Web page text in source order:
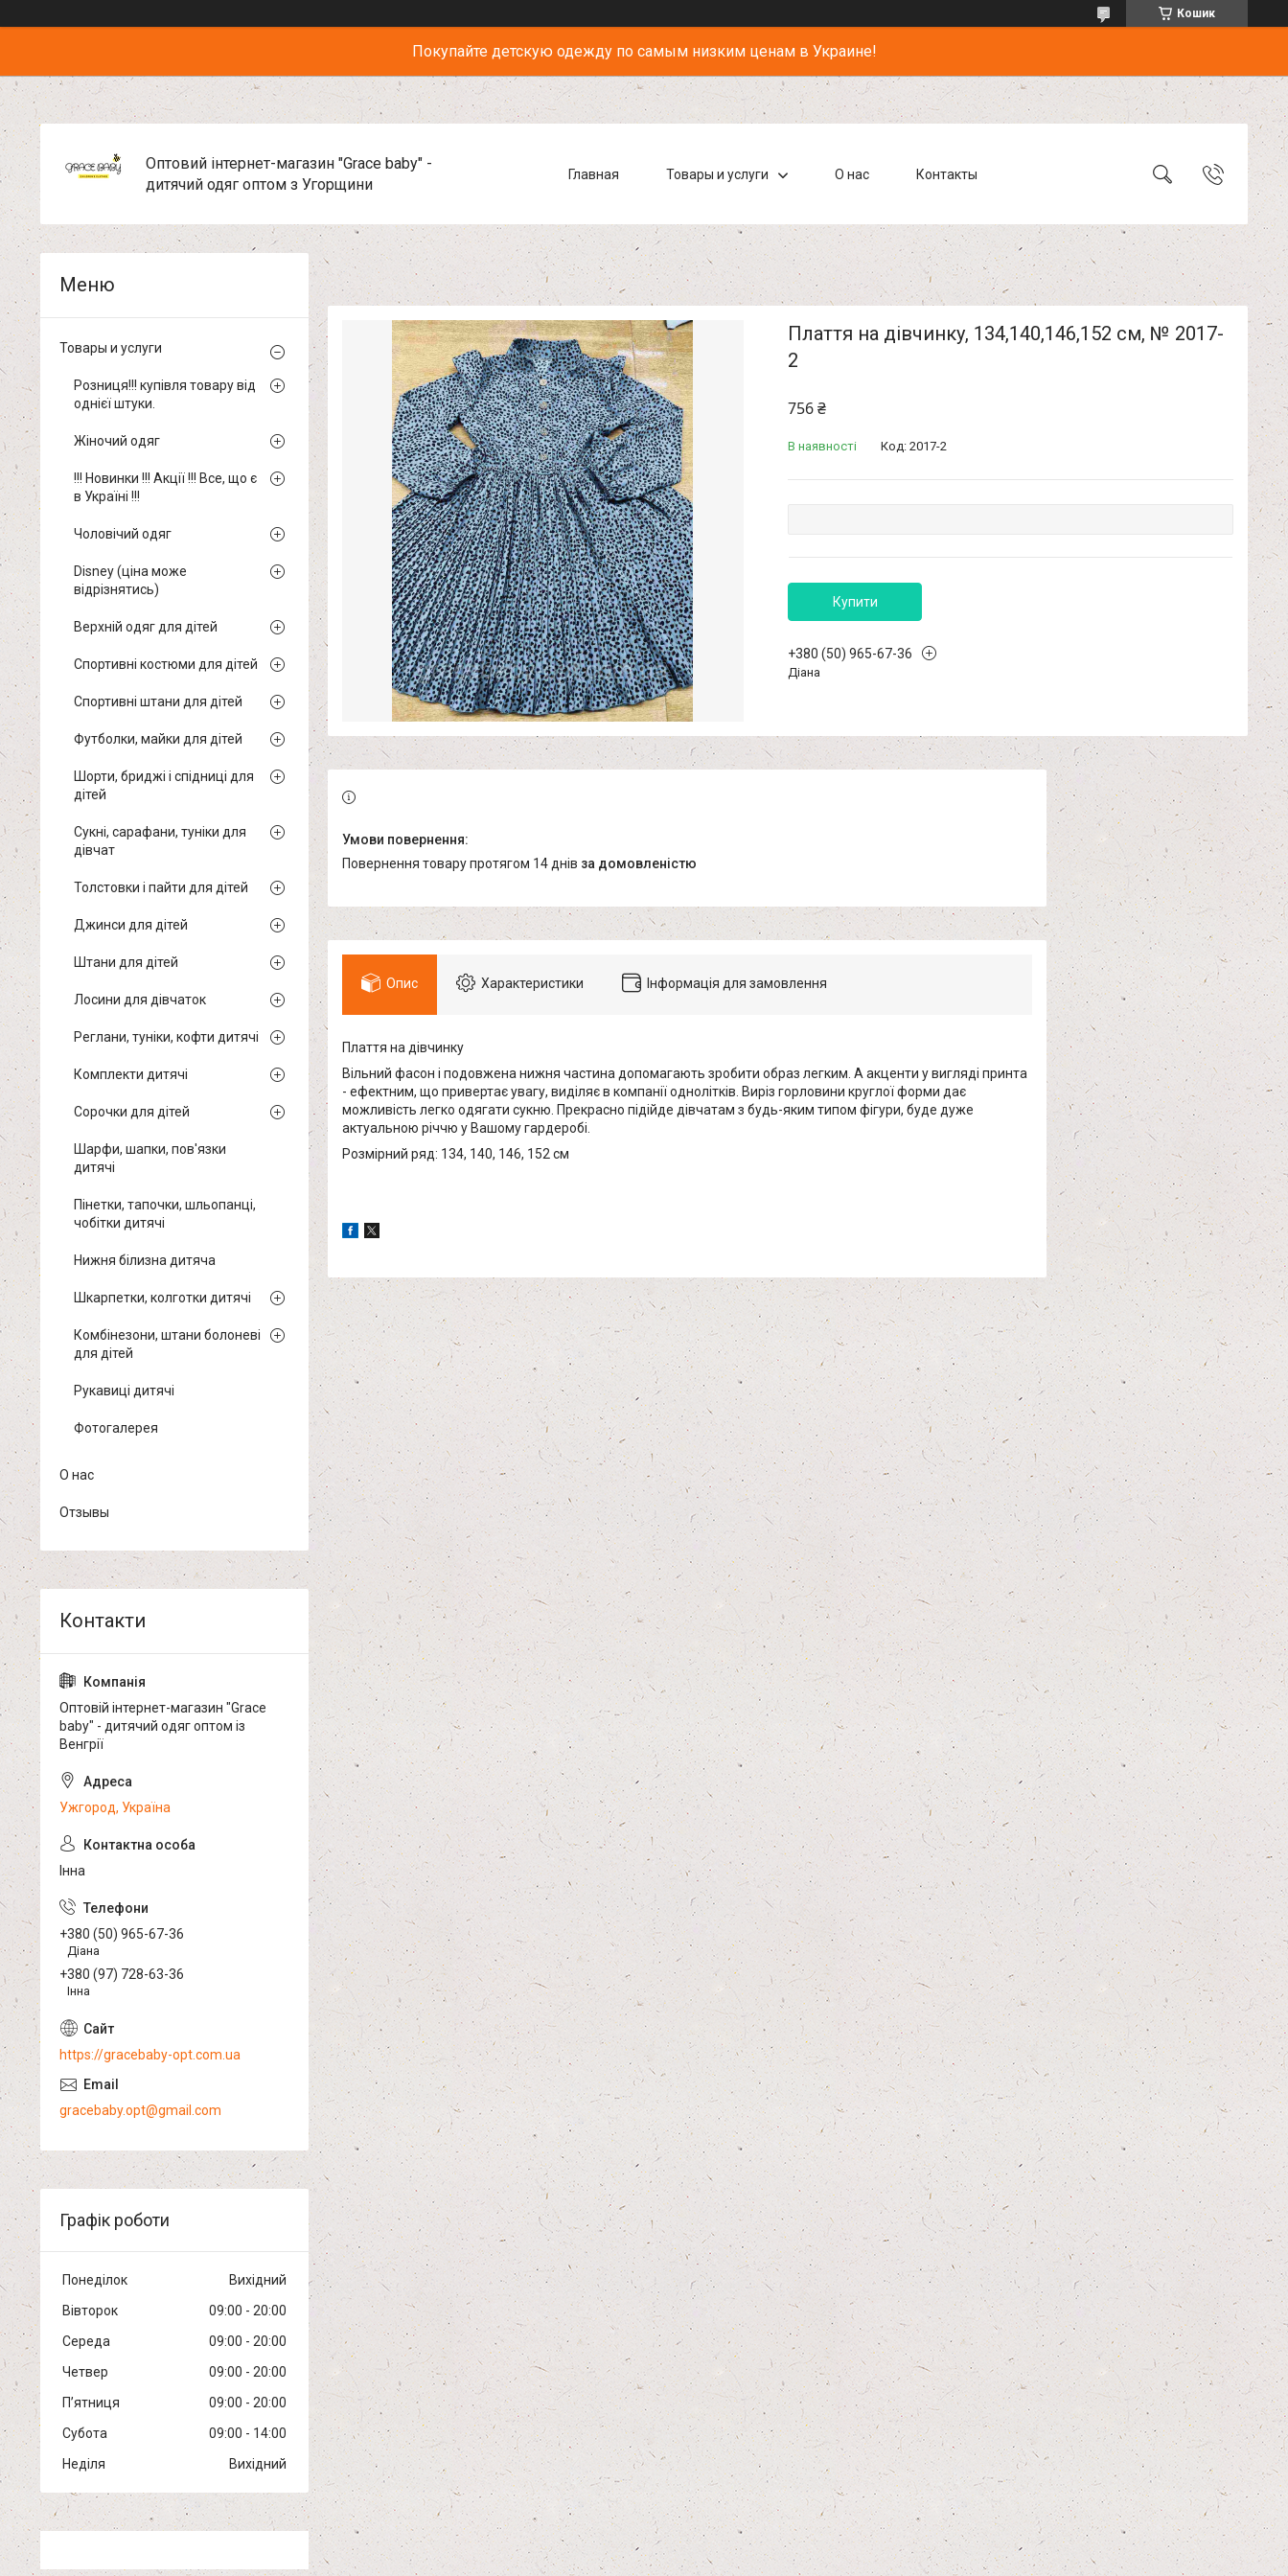
Кошик
Покупайте детскую одежду по самым низким ценам в Украине!
Оптовий інтернет-магазин "Grace baby" -
дитячий одяг оптом з Угорщини
Главная Товары и услуги О нас Контакты
Плаття на дівчинку, 134,140,146,152 см, № 2017-
2
756 ₴
В наявності Код: 2017-2
Купити
+380 (50) 965-67-36
Діана
повернення товару протягом 14 днів за домовленістю
Опис Характеристики Інформація для замовлення
Плаття на дівчинку
Вільний фасон і подовжена нижня частина допомагають зробити образ легким. А акценти у вигляді принта
- ефектним, що привертає увагу, виділяє в компанії однолітків. Виріз горловини круглої форми дає
можливість легко одягати сукню. Прекрасно підійде дівчатам з будь-яким типом фігури, буде дуже
актуальною річчю у Вашому гардеробі.
Розмірний ряд: 134, 140, 146, 152 см
Товары и услуги
Розниця!!! купівля товару від
однієї штуки.
Жіночий одяг
!!! Новинки !!! Акції !!! Все, що є
в Україні !!!
Чоловічий одяг
Disney (ціна може
відрізнятись)
Верхній одяг для дітей
Спортивні костюми для дітей
Спортивні штани для дітей
Футболки, майки для дітей
Шорти, бриджі і спідниці для
дітей
Сукні, сарафани, туніки для
дівчат
Толстовки і пайти для дітей
Джинси для дітей
Штани для дітей
Лосини для дівчаток
Реглани, туніки, кофти дитячі
Комплекти дитячі
Сорочки для дітей
Шарфи, шапки, пов'язки
дитячі
Пінетки, тапочки, шльопанці,
чобітки дитячі
Нижня білизна дитяча
Шкарпетки, колготки дитячі
Комбінезони, штани болоневі
для дітей
Рукавиці дитячі
Фотогалерея
О нас
Отзывы
Оптовій інтернет-магазин "Grace
baby" - дитячий одяг оптом із
Венгрії
Ужгород, Україна
Інна
+380 (50) 965-67-36
Діана
+380 (97) 728-63-36
Інна
https://gracebaby-opt.com.ua
gracebaby.opt@gmail.com
Графік роботи
Понеділок
Вихідний
Вівторок
09:00
20:00
Середа
09:00
20:00
Четвер
09:00
20:00
Пʼятниця
09:00
20:00
Субота
09:00
14:00
Неділя
Вихідний